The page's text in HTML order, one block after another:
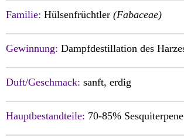
Familie: Hülsenfrüchtler (Fabaceae)
Gewinnung: Dampfdestillation des
Duft/Geschmack: sanft, erdig
Hauptbestandteile: 70-85% Sesquiterpene